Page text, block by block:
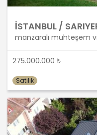
de dikkate
belirtilen
durumlarda
veri işleme
KİŞİSEL
1. Kişisel
İSTANBUL /
manzaralı muhteşem
275.000.000 ₺
Satılık